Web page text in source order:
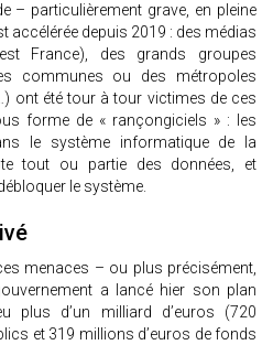
– particulièrement grave, en pleine
accélérée depuis 2019 : des médias
France), des grands groupes
communes ou des métropoles
ont été tour à tour victimes de ces
forme de « rançongiciels » : les
le système informatique de la
tout ou partie des données, et
le système.
menaces – ou plus précisément,
a lancé hier son plan
plus d’un milliard d’euros (720
et 319 millions d’euros de fonds